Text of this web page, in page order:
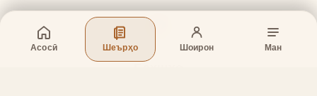
Асосӣ Шеърҳо Шоирон Ман